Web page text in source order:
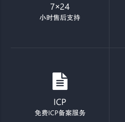
7×24
小时售后支持
ICP
免费ICP备案服务